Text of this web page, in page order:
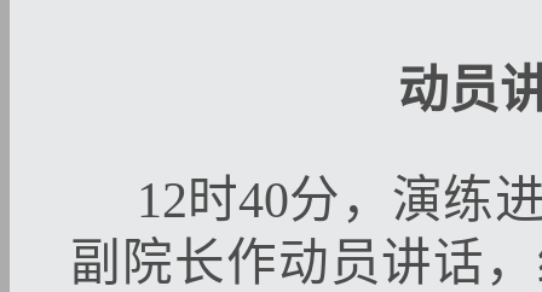
动员
12时40分，演练
副院长作动员讲话